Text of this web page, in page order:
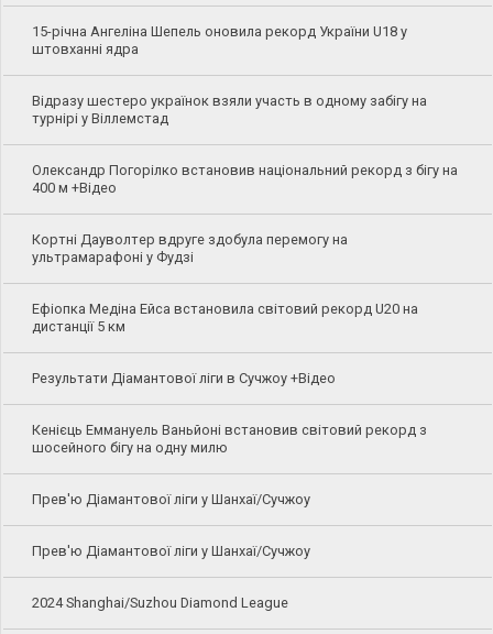
15-річна Ангеліна Шепель оновила рекорд України U18 у
штовханні ядра
Відразу шестеро українок взяли участь в одному забігу на
турнірі у Віллемстад
Олександр Погорілко встановив національний рекорд з бігу на
400 м +Відео
Кортні Дауволтер вдруге здобула перемогу на
ультрамарафоні у Фудзі
Ефіопка Медіна Ейса встановила світовий рекорд U20 на
дистанції 5 км
Результати Діамантової ліги в Сучжоу +Відео
Кенієць Еммануель Ваньйоні встановив світовий рекорд з
шосейного бігу на одну милю
Прев'ю Діамантової ліги у Шанхаї/Сучжоу
Прев'ю Діамантової ліги у Шанхаї/Сучжоу
2024 Shanghai/Suzhou Diamond League